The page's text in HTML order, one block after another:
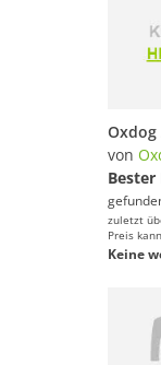
von
Bester
zuletzt
Preis
Keine